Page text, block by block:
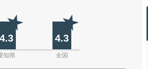
4.3 4.3
知県 全国